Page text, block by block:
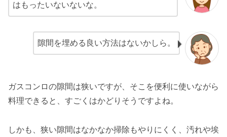
はもったいないないな。
隙間を埋める良い方法はないかしら。
ガスコンロの隙間は狭いですが、そこを便利に使いながら
料理できると、すごくはかどりそうですよね。
しかも、狭い隙間はなかなか掃除もやりにくく、汚れや埃